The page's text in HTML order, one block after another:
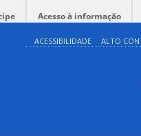
Acesso à informação
ACESSIBILIDADE ALTO